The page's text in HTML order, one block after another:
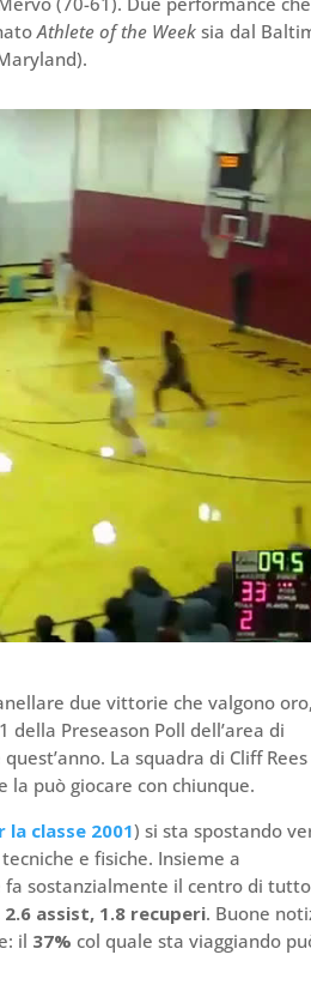
Athlete of the Week sia dal
due vittorie che valgono oro,
Preseason Poll dell’area di
La squadra di Cliff
può giocare con chiunque.
classe 2001) si sta spostando
e fisiche. Insieme a
fa sostanzialmente il centro di
assist, 1.8 recuperi. Buone
il 37% col quale sta viaggiando